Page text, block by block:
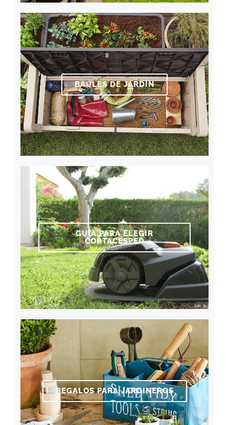
BAÚLES DE JARDÍN
GUÍA PARA ELEGIR
CORTACÉSPED
REGALOS PARA JARDINEROS